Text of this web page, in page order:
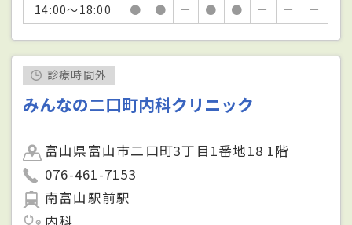
14:00～18:00
● ● － ● ● － － －
診療時間外
みんなの二口町内科クリニック
富山県富山市二口町3丁目1番地18 1階
076-461-7153
南富山駅前駅
内科